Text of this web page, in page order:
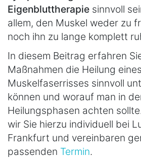
Eigenbluttherapie sinnvoll
allem, den Muskel weder zu
noch ihn zu lange komplett
In diesem Beitrag erfahren
Maßnahmen die Heilung eines
Muskelfaserrisses sinnvoll
können und worauf man in
Heilungsphasen achten
wir Sie hierzu individuell bei
Frankfurt und vereinbaren
passenden Termin.